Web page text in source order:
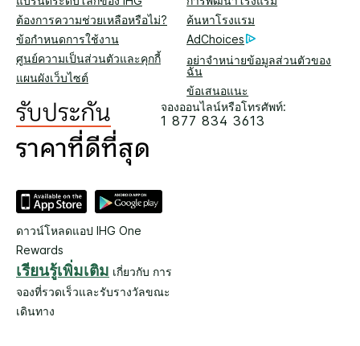
ต้องการความช่วยเหลือหรือไม่?
ค้นหาโรงแรม
ข้อกำหนดการใช้งาน
AdChoices
ศูนย์ความเป็นส่วนตัวและคุกกี้
อย่าจำหน่ายข้อมูลส่วนตัวของ
ฉัน
แผนผังเว็บไซต์
ข้อเสนอแนะ
จองออนไลน์หรือโทรศัพท์:
1 877 834 3613
ดาวน์โหลดแอป IHG One
Rewards
เรียนรู้เพิ่มเติม เกี่ยวกับ การ
จองที่รวดเร็วและรับรางวัลขณะ
เดินทาง